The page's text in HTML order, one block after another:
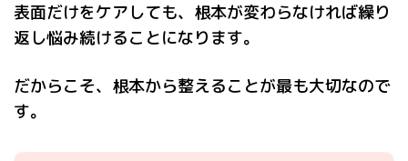
表面だけをケアしても、根本が変わらなければ繰り
返し悩み続けることになります。
だからこそ、根本から整えることが最も大切なので
す。